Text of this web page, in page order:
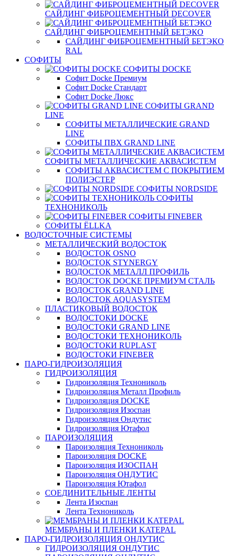
САЙДИНГ ФИБРОЦЕМЕНТНЫЙ DECOVER
САЙДИНГ ФИБРОЦЕМЕНТНЫЙ БЕТЭКО
САЙДИНГ ФИБРОЦЕМЕНТНЫЙ БЕТЭКО
RAL
СОФИТЫ
СОФИТЫ DOCKE
Софит Docke Премиум
Софит Docke Стандарт
Софит Docke Люкс
СОФИТЫ GRAND
LINE
СОФИТЫ МЕТАЛЛИЧЕСКИЕ GRAND
LINE
СОФИТЫ ПВХ GRAND LINE
СОФИТЫ МЕТАЛЛИЧЕСКИЕ АКВАСИСТЕМ
СОФИТЫ АКВАСИСТЕМ С ПОКРЫТИЕМ
ПОЛИЭСТЕР
СОФИТЫ NORDSIDE
СОФИТЫ
ТЕХНОНИКОЛЬ
СОФИТЫ FINEBER
СОФИТЫ ЁLLKA
ВОДОСТОЧНЫЕ СИСТЕМЫ
МЕТАЛЛИЧЕСКИЙ ВОДОСТОК
ВОДОСТОК OSNO
ВОДОСТОК STYNERGY
ВОДОСТОК МЕТАЛЛ ПРОФИЛЬ
ВОДОСТОК DOCKE ПРЕМИУМ СТАЛЬ
ВОДОСТОК GRAND LINE
ВОДОСТОК AQUASYSTEM
ПЛАСТИКОВЫЙ ВОДОСТОК
ВОДОСТОКИ DOCKE
ВОДОСТОКИ GRAND LINE
ВОДОСТОКИ ТЕХНОНИКОЛЬ
ВОДОСТОКИ RUPLAST
ВОДОСТОКИ FINEBER
ПАРО-ГИДРОИЗОЛЯЦИЯ
ГИДРОИЗОЛЯЦИЯ
Гидроизоляция Технониколь
Гидроизоляция Металл Профиль
Гидроизоляция DOCKE
Гидроизоляция Изоспан
Гидроизоляция Ондутис
Гидроизоляция Ютафол
ПАРОИЗОЛЯЦИЯ
Пароизоляция Технониколь
Пароизоляция DOCKE
Пароизоляция ИЗОСПАН
Пароизоляция ОНДУТИС
Пароизоляция Ютафол
СОЕДИНИТЕЛЬНЫЕ ЛЕНТЫ
Лента Изоспан
Лента Технониколь
МЕМБРАНЫ И ПЛЕНКИ KATEPAL
ПАРО-ГИДРОИЗОЛЯЦИЯ ОНДУТИС
ГИДРОИЗОЛЯЦИЯ ОНДУТИС